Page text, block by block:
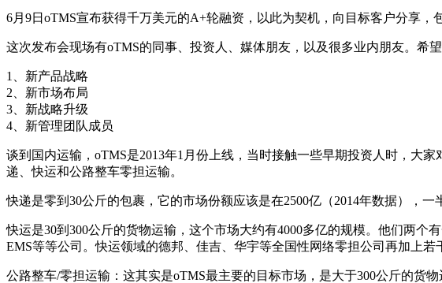
6月9日oTMS宣布获得千万美元的A+轮融资，以此为契机，向目标客户分享
这次发布会现场有oTMS的同事、投资人、媒体朋友，以及很多业内朋友。希
1、新产品战略
2、新市场布局
3、新战略升级
4、新管理团队成员
谈到国内运输，oTMS是2013年1月份上线，当时接触一些早期投资人时，大
递、快运和公路整车零担运输。
快递是零到30公斤的包裹，它的市场份额应该是在2500亿（2014年数据），一
快运是30到300公斤的货物运输，这个市场大约有4000多亿的规模。他们两
EMS等等公司。快运领域的德邦、佳吉、华宇等全国性网络零担公司再加上
公路整车/零担运输：这其实是oTMS最主要的目标市场，是大于300公斤的货